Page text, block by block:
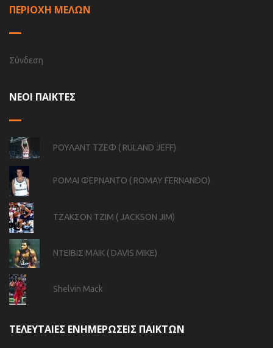
ΠΕΡΙΟΧΗ ΜΕΛΩΝ
Σύνδεση
ΝΕΟΙ ΠΑΙΚΤΕΣ
ΡΟΥΛΑΝΤ ΤΖΕΦ ( RULAND JEFF)
ΡΟΜΑΙ ΦΕΡΝΑΝΤΟ ( ROMAY FERNANDO)
ΤΖΑΚΣΟΝ ΤΖΙΜ ( JACKSON JIM)
ΝΤΕΙΒΙΣ ΜΑΙΚ ( DAVIS MIKE)
Shelvin Mack
ΤΕΛΕΥΤΑΙΕΣ ΕΝΗΜΕΡΩΣΕΙΣ ΠΑΙΚΤΩΝ